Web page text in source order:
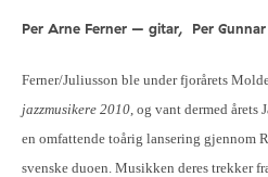
Per Arne Ferner – gitar, Per
Ferner/Juliusson ble under fjorårets
jazzmusikere 2010, og vant dermed årets
en omfattende toårig lansering gjennom
svenske duoen. Musikken deres trekker